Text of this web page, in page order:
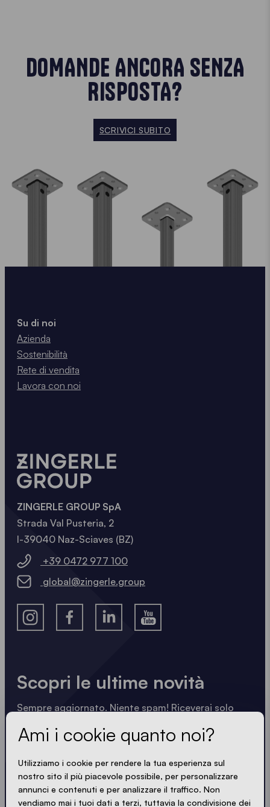
DOMANDE ANCORA SENZA
RISPOSTA?
SCRIVICI SUBITO
Scopri le ultime novità
Sempre aggiornato. Niente spam! Riceverai solo
compatto. Proprio come i nostri gazebo.
SONO D'ACCORDO CON LA PRIVACY POLICY
Su di noi
Azienda
Sostenibilità
Rete di vendita
Lavora con noi
ZINGERLE GROUP SpA
Strada Val Pusteria, 2
I-39040 Naz-Sciaves (BZ)
+39 0472 977 100
global@zingerle.group
Ami i cookie quanto noi?
Utilizziamo i cookie per rendere la tua esperienza sul
nostro sito il più piacevole possibile, per personalizzare
annunci e contenuti e per analizzare il traffico. Non
vendiamo mai i tuoi dati a terzi, tuttavia la condivisione dei